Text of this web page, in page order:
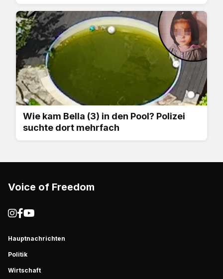
Wie kam Bella (3) in den Pool? Polizei
suchte dort mehrfach
Voice of Freedom
Hauptnachrichten
Politik
Wirtschaft